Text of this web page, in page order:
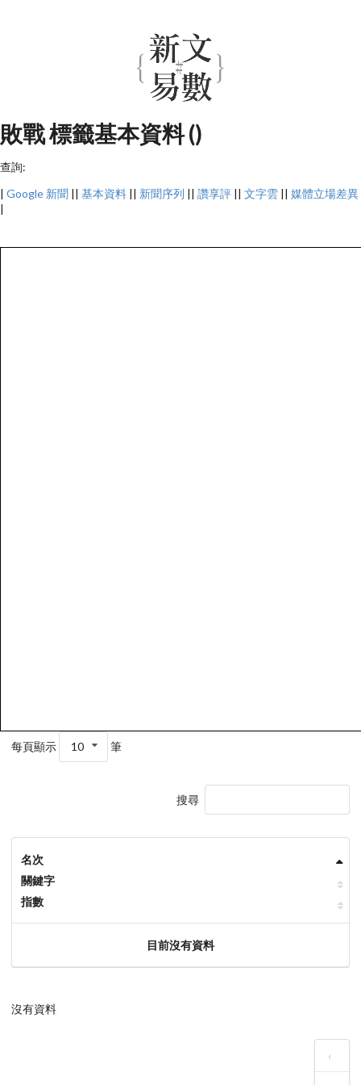
敗戰 標籤基本資料 ()
查詢:
| Google 新聞 || 基本資料 || 新聞序列 || 讚享評 || 文字雲 || 媒體立場差異
|
每頁顯示 10 筆
搜尋
名次
關鍵字
指數
目前沒有資料
沒有資料
‹